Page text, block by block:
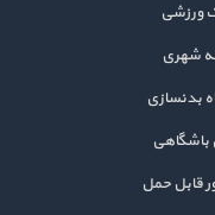
ورزشی
شهری
بدنسازی
باشگاهی
قابل حمل